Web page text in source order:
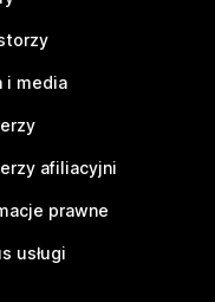
i media
afiliacyjni
prawne
usługi